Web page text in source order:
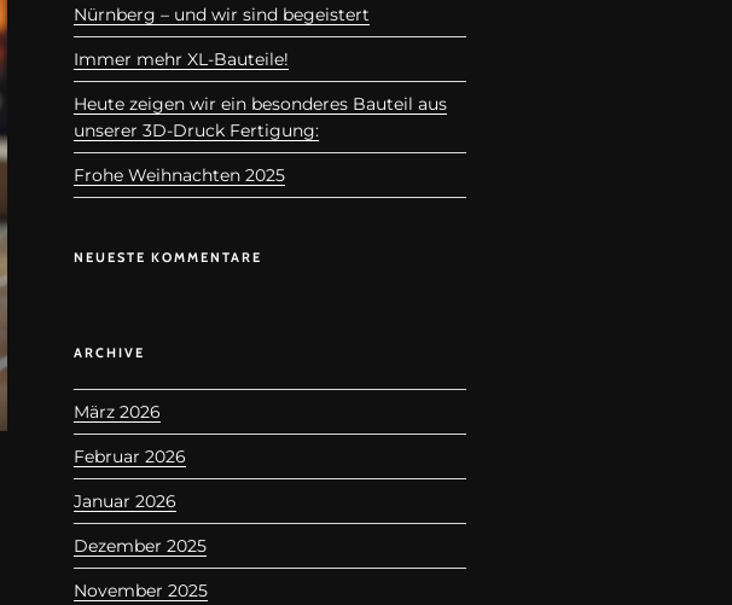
Nürnberg – und wir sind begeistert
Immer mehr XL-Bauteile!
Heute zeigen wir ein besonderes Bauteil aus
unserer 3D-Druck Fertigung:
Frohe Weihnachten 2025
NEUESTE KOMMENTARE
ARCHIVE
März 2026
Februar 2026
Januar 2026
Dezember 2025
November 2025